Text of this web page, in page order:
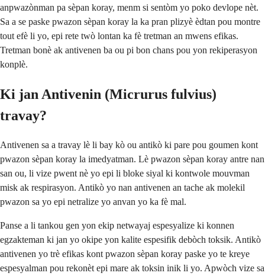
anpwazònman pa sèpan koray, menm si sentòm yo poko devlope nèt.
Sa a se paske pwazon sèpan koray la ka pran plizyè èdtan pou montre
tout efè li yo, epi rete twò lontan ka fè tretman an mwens efikas.
Tretman bonè ak antivenen ba ou pi bon chans pou yon rekiperasyon
konplè.
Ki jan Antivenin (Micrurus fulvius)
travay?
Antivenen sa a travay lè li bay kò ou antikò ki pare pou goumen kont
pwazon sèpan koray la imedyatman. Lè pwazon sèpan koray antre nan
san ou, li vize pwent nè yo epi li bloke siyal ki kontwole mouvman
misk ak respirasyon. Antikò yo nan antivenen an tache ak molekil
pwazon sa yo epi netralize yo anvan yo ka fè mal.
Panse a li tankou gen yon ekip netwayaj espesyalize ki konnen
egzakteman ki jan yo okipe yon kalite espesifik debòch toksik. Antikò
antivenen yo trè efikas kont pwazon sèpan koray paske yo te kreye
espesyalman pou rekonèt epi mare ak toksin inik li yo. Apwòch vize sa